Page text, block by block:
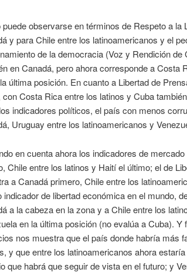
observarse en términos de Respeto a la
y para Chile entre los latinoamericanos y el
de la democracia (Voz y Rendición de
en Canadá, pero ahora corresponde a Costa
última posición. En cuanto a Libertad de
con Costa Rica entre los latinos y Cuba
indicadores políticos, el país con menos
Uruguay entre los latinoamericanos y
en cuenta ahora los indicadores de
Chile entre los latinos y Haití el último; el de
a Canadá primero, Chile entre los
indicador de libertad económica en el mundo,
a la cabeza en la zona y a Chile entre los
en la última posición (no evalúa a Cuba).
nos muestra que el país donde habría más
y que entre los latinoamericanos ahora
que habrá que seguir de vista en el futuro; y